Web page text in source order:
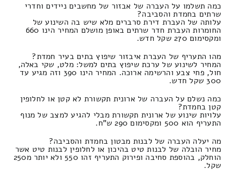
כמה תשלמו על העברה של אבזור של מחשבים ניידים וחדרי
שרתים בחמדת והסביבה?
עלותה של העברת דירת סרברים מלא שיש בה השינוע של
החומרות העברת חדר שרתים באופן מושלם המחיר הינו 660
ומקסימום 270 שקל חדש.
מהו התעריף של העברת איבזור שיפוץ בתים בעיר חמדת?
המחיר לשינוע של ערכת שיפוץ בתים למשל: מלט, שקי באלה,
חול, פחי צבע והרשימה ארוכה. המחיר הינו 390 וזה מגיע עד
300 שקל חדש.
כמה נשלם על העברה של ארונית תקשורת לא קטן או לחלופין
קטן בחמדת?
עלויות שינוע של ארונית תקשורת מבלי להגיע למצב של מנוף
התעריף הוא 500 ומקסימום 290 ש"ח.
מה יעלה העברה של לבנות מבטון בחמדת והסביבה?
מחיר הובלה של לבנות טיט בהיכון או לחלופין לבנות טיט אשר
הוחלק, בהוספת סחיבה ופירוק התעריף זהו 550 ולא יותר מ250
שקל.